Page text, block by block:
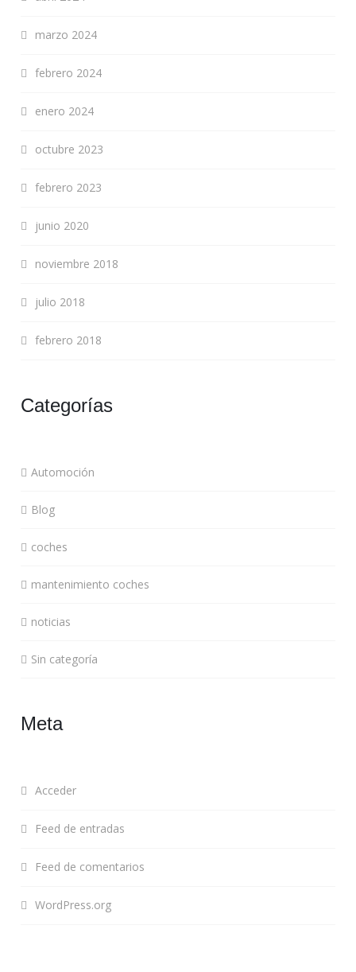
marzo 2024
febrero 2024
enero 2024
octubre 2023
febrero 2023
junio 2020
noviembre 2018
julio 2018
febrero 2018
Categorías
Automoción
Blog
coches
mantenimiento coches
noticias
Sin categoría
Meta
Acceder
Feed de entradas
Feed de comentarios
WordPress.org